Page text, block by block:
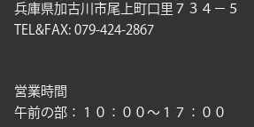
兵庫県加古川市尾上町口里７３４－５
TEL&FAX: 079-424-2867
営業時間
午前の部：１０：００〜１７：００